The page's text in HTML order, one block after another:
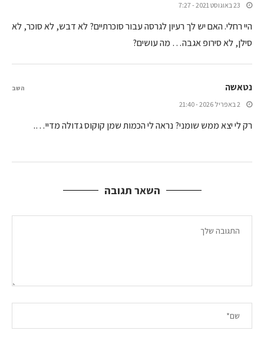
23 באוגוסט 2021 - 7:27
היי רחלי. האם יש לך רעיון לגרסה עבור סוכרתיים? לא דבש, לא סוכר, לא
סילן, לא סירופ אגבה… מה עושים?
נטאשה
2 באפריל 2026 - 21:40
רק לי יצא ממש שומני? נראה לי הכמות שמן קוקוס גדולה מדיי….
השב
השאר תגובה